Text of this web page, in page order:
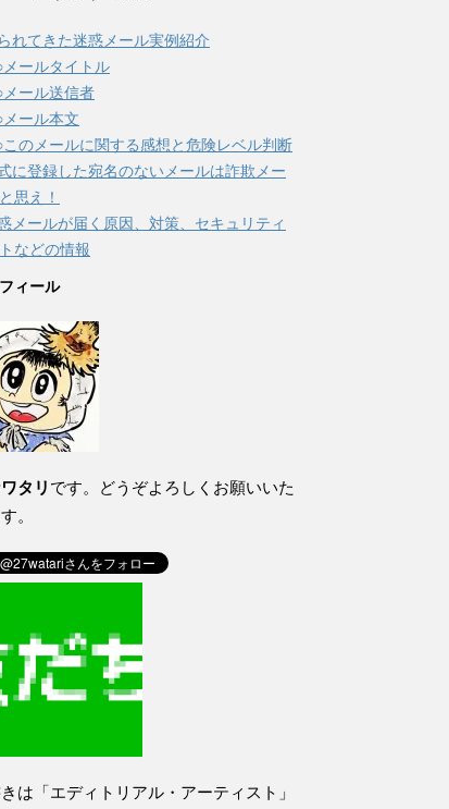
れてきた迷惑メール実例紹介
メールタイトル
メール送信者
メール本文
このメールに関する感想と危険レベル判断
に登録した宛名のないメールは詐欺メー
思え！
メールが届く原因、対策、セキュリティ
などの情報
ィール
タリ です。どうぞよろしくお願いいた
す。
は「エディトリアル・アーティスト」